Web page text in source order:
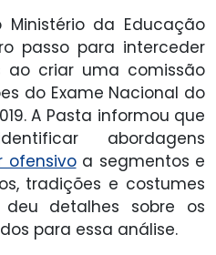
da Educação
passo para interceder
criar uma comissão
do Exame Nacional do
A Pasta informou que
abordagens
ofensivoa segmentos e
tradições e costumes
detalhes sobre os
para essa análise.